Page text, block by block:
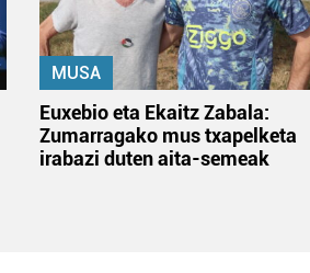
MUSA
Euxebio eta Ekaitz Zabala:
Zumarragako mus txapelketa
irabazi duten aita-semeak